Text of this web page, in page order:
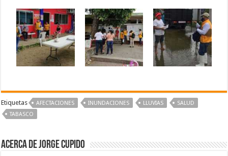
Etiquetas AFECTACIONES INUNDACIONES LLUVIAS
SALUD
TABASCO
Acerca de Jorge Cupido